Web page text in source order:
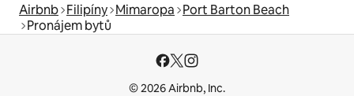
Airbnb Filipíny Mimaropa Port Barton Beach
Pronájem bytů
© 2026 Airbnb, Inc.